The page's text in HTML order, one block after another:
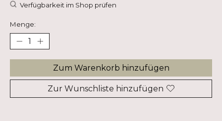
Verfügbarkeit im Shop prüfen
Menge:
Zum Warenkorb hinzufügen
Zur Wunschliste hinzufügen